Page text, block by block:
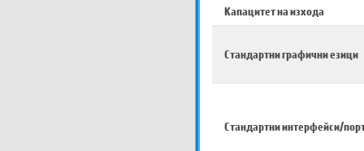
Капацитет на изхода
Стандартни графични езици
Стандартни интерфейси/